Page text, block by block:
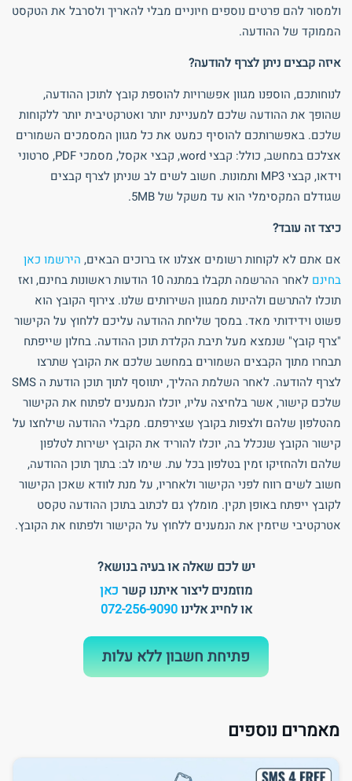
ולמסור להם פרטים נוספים חיוניים מבלי להאריך ולסרבל את הטקסט
הממוקד של ההודעה.
איזה קבצים ניתן לצרף להודעה?
לנוחותכם, הוספנו מגוון אפשרויות להוספת קובץ לתוכן ההודעה,
שהופך את ההודעה שלכם למעניינת יותר ואטרקטיבית יותר ללקוחות
שלכם. באפשרותכם להוסיף כמעט את כל מגוון המסמכים השמורים
אצלכם במחשב, כולל: קבצי word, קבצי אקסל, מסמכי PDF, סרטוני
וידאו, קבצי MP3 ותמונות. חשוב לשים לב שניתן לצרף קבצים
שגודלם המקסימלי הוא עד משקל של 5MB.
כיצד זה עובד?
אם אתם לא לקוחות רשומים אצלנו אז ברוכים הבאים, הירשמו כאן
בחינם
לאחר ההרשמה תקבלו במתנה 10 הודעות ראשונות בחינם, ואז
תוכלו להתרשם ולהינות ממגוון השירותים שלנו. צירוף הקובץ הוא
פשוט וידידותי מאד. במסך שליחת ההודעה עליכם ללחוץ על הקישור
"צרף קובץ" שנמצא מעל תיבת הקלדת תוכן ההודעה. בחלון שייפתח
תבחרו מתוך הקבצים השמורים במחשב שלכם את הקובץ שתרצו
לצרף להודעה. לאחר השלמת ההליך, יתווסף לתוך תוכן הודעת ה SMS
שלכם קישור, אשר בלחיצה עליו, יוכלו הנמענים לפתוח את הקישור
מהטלפון שלהם ולצפות בקובץ שצירפתם. מקבלי ההודעה שילחצו על
קישור הקובץ שנכלל בה, יוכלו להוריד את הקובץ ישירות לטלפון
שלהם ולהחזיקו זמין בטלפון בכל עת. שימו לב: בתוך תוכן ההודעה,
חשוב לשים רווח לפני הקישור ולאחריו, על מנת לוודא שאכן הקישור
לקובץ ייפתח באופן תקין. מומלץ גם לכתוב בתוכן ההודעה טקסט
אטרקטיבי שיזמין את הנמענים ללחוץ על הקישור ולפתוח את הקובץ.
יש לכם שאלה או בעיה בנושא?
מוזמנים ליצור איתנו קשר כאן
או לחייג אלינו072-256-9090
פתיחת חשבון ללא עלות
מאמרים נוספים